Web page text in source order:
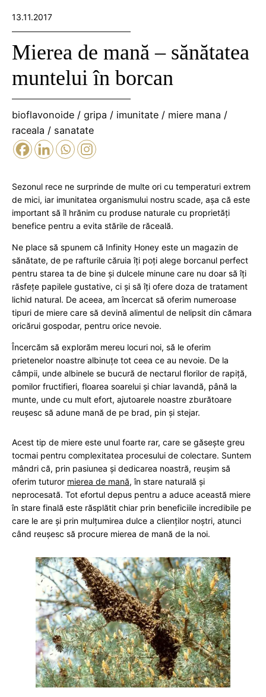
13.11.2017
Mierea de mană – sănătatea
muntelui în borcan
bioflavonoide / gripa / imunitate / miere mana /
raceala / sanatate
Sezonul rece ne surprinde de multe ori cu temperaturi extrem
de mici, iar imunitatea organismului nostru scade, așa că este
important să îl hrănim cu produse naturale cu proprietăți
benefice pentru a evita stările de răceală.
Ne place să spunem că Infinity Honey este un magazin de
sănătate, de pe rafturile căruia îți poți alege borcanul perfect
pentru starea ta de bine și dulcele minune care nu doar să îți
răsfețe papilele gustative, ci și să îți ofere doza de tratament
lichid natural. De aceea, am încercat să oferim numeroase
tipuri de miere care să devină alimentul de nelipsit din cămara
oricărui gospodar, pentru orice nevoie.
Încercăm să explorăm mereu locuri noi, să le oferim
prietenelor noastre albinuțe tot ceea ce au nevoie. De la
câmpii, unde albinele se bucură de nectarul florilor de rapiță,
pomilor fructifieri, floarea soarelui și chiar lavandă, până la
munte, unde cu mult efort, ajutoarele noastre zburătoare
reușesc să adune mană de pe brad, pin și stejar.
Acest tip de miere este unul foarte rar, care se găsește greu
tocmai pentru complexitatea procesului de colectare. Suntem
mândri că, prin pasiunea și dedicarea noastră, reușim să
oferim tuturor mierea de mană, în stare naturală și
neprocesată. Tot efortul depus pentru a aduce această miere
în stare finală este răsplătit chiar prin beneficiile incredibile pe
care le are și prin mulțumirea dulce a clienților noștri, atunci
când reușesc să procure mierea de mană de la noi.